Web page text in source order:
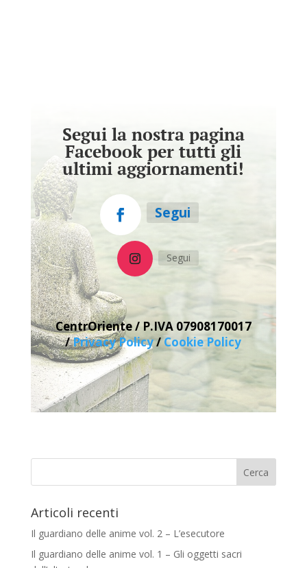
Segui la nostra pagina
Facebook per tutti gli
ultimi aggiornamenti!
Segui
Segui
CentrOriente / P.IVA 07908170017
/Privacy Policy/Cookie Policy
Articoli recenti
Il guardiano delle anime vol. 2 – L’esecutore
Il guardiano delle anime vol. 1 – Gli oggetti sacri